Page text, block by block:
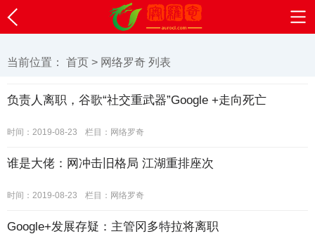
登录
当前位置： 首页 > 网络罗奇 列表
负责人离职，谷歌“社交重武器”Google +走向死亡
时间：2019-08-23 栏目： 网络罗奇
谁是大佬：网冲击旧格局 江湖重排座次
时间：2019-08-23 栏目： 网络罗奇
Google+发展存疑：主管冈多特拉将离职